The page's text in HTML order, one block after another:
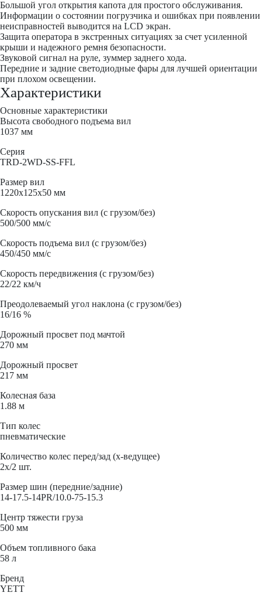
Большой угол открытия капота для простого обслуживания.
Информации о состоянии погрузчика и ошибках при появлении
неисправностей выводится на LCD экран.
Защита оператора в экстренных ситуациях за счет усиленной
крыши и надежного ремня безопасности.
Звуковой сигнал на руле, зуммер заднего хода.
Передние и задние светодиодные фары для лучшей ориентации
при плохом освещении.
Характеристики
Основные характеристики
Высота свободного подъема вил
1037 мм
Серия
TRD-2WD-SS-FFL
Размер вил
1220x125x50 мм
Скорость опускания вил (с грузом/без)
500/500 мм/с
Скорость подъема вил (с грузом/без)
450/450 мм/с
Скорость передвижения (с грузом/без)
22/22 км/ч
Преодолеваемый угол наклона (с грузом/без)
16/16 %
Дорожный просвет под мачтой
270 мм
Дорожный просвет
217 мм
Колесная база
1.88 м
Тип колес
пневматические
Количество колес перед/зад (x-ведущее)
2x/2 шт.
Размер шин (передние/задние)
14-17.5-14PR/10.0-75-15.3
Центр тяжести груза
500 мм
Объем топливного бака
58 л
Бренд
YETT